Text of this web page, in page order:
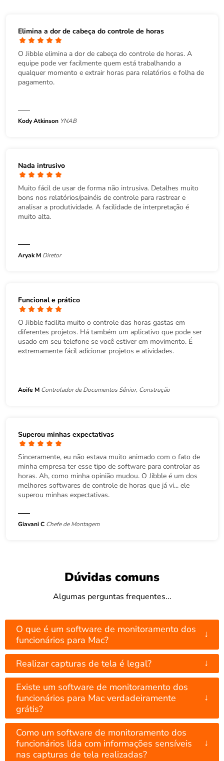
Elimina a dor de cabeça do controle de horas
O Jibble elimina a dor de cabeça do controle de horas. A
equipe pode ver facilmente quem está trabalhando a
qualquer momento e extrair horas para relatórios e folha de
pagamento.
Kody Atkinson YNAB
Nada intrusivo
Muito fácil de usar de forma não intrusiva. Detalhes muito
bons nos relatórios/painéis de controle para rastrear e
analisar a produtividade. A facilidade de interpretação é
muito alta.
Aryak M Diretor
Funcional e prático
O Jibble facilita muito o controle das horas gastas em
diferentes projetos. Há também um aplicativo que pode ser
usado em seu telefone se você estiver em movimento. É
extremamente fácil adicionar projetos e atividades.
Aoife M Controlador de Documentos Sênior, Construção
Superou minhas expectativas
Sinceramente, eu não estava muito animado com o fato de
minha empresa ter esse tipo de software para controlar as
horas. Ah, como minha opinião mudou. O Jibble é um dos
melhores softwares de controle de horas que já vi... ele
superou minhas expectativas.
Giavani C Chefe de Montagem
Dúvidas comuns
Algumas perguntas frequentes...
O que é um software de monitoramento dos
funcionários para Mac?
↓
Realizar capturas de tela é legal? ↓
Existe um software de monitoramento dos
funcionários para Mac verdadeiramente
grátis?
↓
Como um software de monitoramento dos
funcionários lida com informações sensíveis
nas capturas de tela realizadas?
↓